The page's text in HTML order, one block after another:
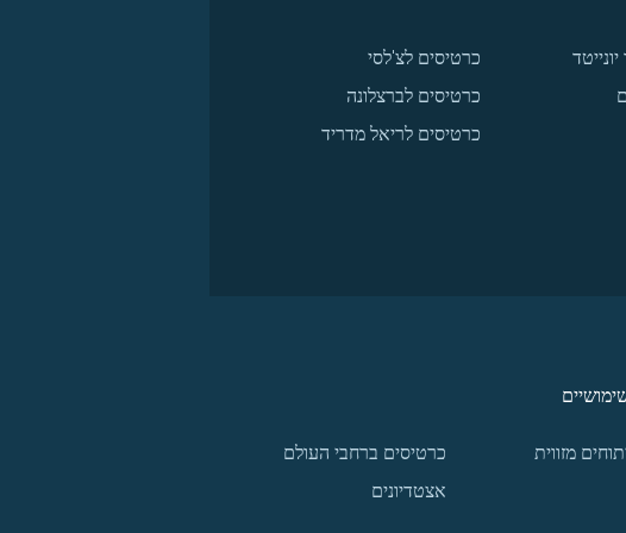
כרטיסים לצ'לסי
כרטיסים לברצלונה
כרטיסים לריאל מדריד
מזווית
כרטיסים ברחבי העולם
אצטדיונים